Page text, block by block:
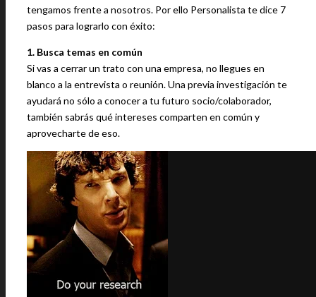
tengamos frente a nosotros. Por ello Personalista te dice 7
pasos para lograrlo con éxito:
1. Busca temas en común
Si vas a cerrar un trato con una empresa, no llegues en
blanco a la entrevista o reunión. Una previa investigación te
ayudará no sólo a conocer a tu futuro socio/colaborador,
también sabrás qué intereses comparten en común y
aprovecharte de eso.